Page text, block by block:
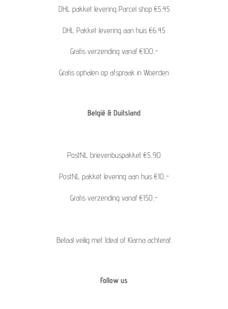
DHL pakket levering Parcel shop €5.45
DHL Pakket levering aan huis €6.45
Gratis verzending vanaf €100,-
Gratis ophalen op afspraak in Woerden
België & Duitsland
PostNL brievenbuspakket €5,90
PostNL pakket levering aan huis €10,-
Gratis verzending vanaf €150,-
Betaal veilig met Ideal of Klarna achteraf.
Follow us